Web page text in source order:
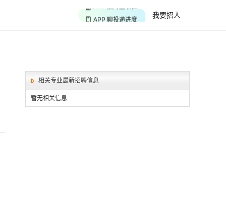
我要招人
APP 聊投递进度
相关专业最新招聘信息
暂无相关信息